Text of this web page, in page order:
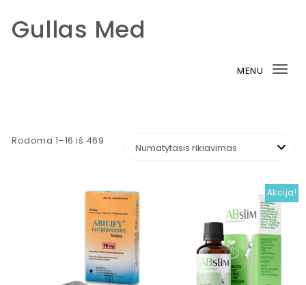
Skip to content
Gullas Med
MENU
Rodoma 1–16 iš 469
Akcija!